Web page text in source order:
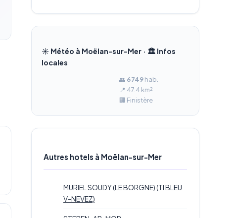
☀️ Météo à Moëlan-sur-Mer · 🏛️ Infos
locales
👥 6 749hab.
📍 47.4 km²
🏢 Finistère
Autres hotels à Moëlan-sur-Mer
MURIEL SOUDY (LE BORGNE) (TI BLEU
V-NEVEZ)